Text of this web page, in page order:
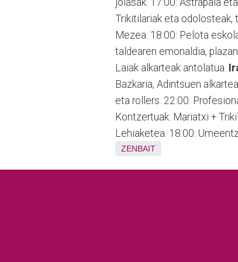
Trikitilariak eta odolosteak,
Mezea. 18:00: Pelota
taldearen emonaldia,
Laiak alkarteak antolatua.
Bazkaria, Adintsuen
eta rollers. 22:00:
Kontzertuak: Mariatxi +
Lehiaketea. 18:00:
ZENBAIT